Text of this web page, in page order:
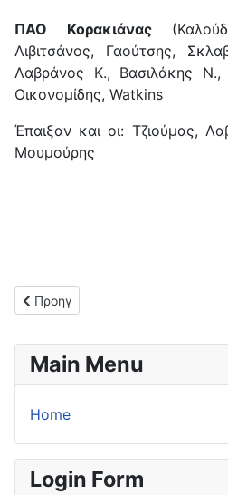
ΠΑΟ Κορακιάνας
Λιβιτσάνος, Γαούτσης,
Λαβράνος Κ., Βασιλάκης Ν.,
Οικονομίδης, Watkins
Έπαιξαν και οι: Τζιούμας,
Μουμούρης
Προηγούμενο άρθρο: Νίκη για
Προηγ
Main Menu
Home
Login Form